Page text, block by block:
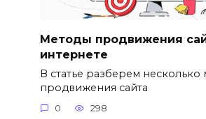
Методы продвижения
интернете
В статье разберем несколько
продвижения сайта
0 298